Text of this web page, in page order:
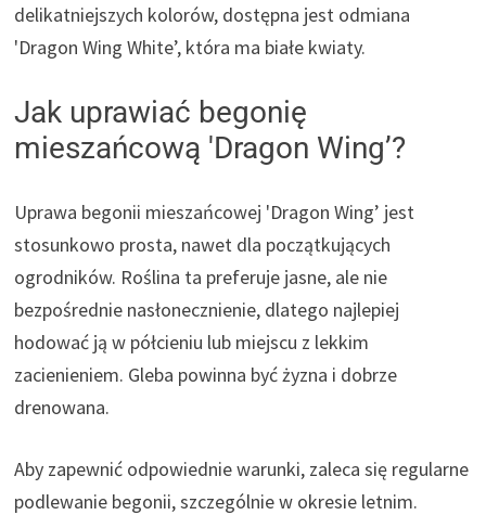
delikatniejszych kolorów, dostępna jest odmiana
'Dragon Wing White’, która ma białe kwiaty.
Jak uprawiać begonię
mieszańcową 'Dragon Wing’?
Uprawa begonii mieszańcowej 'Dragon Wing’ jest
stosunkowo prosta, nawet dla początkujących
ogrodników. Roślina ta preferuje jasne, ale nie
bezpośrednie nasłonecznienie, dlatego najlepiej
hodować ją w półcieniu lub miejscu z lekkim
zacienieniem. Gleba powinna być żyzna i dobrze
drenowana.
Aby zapewnić odpowiednie warunki, zaleca się regularne
podlewanie begonii, szczególnie w okresie letnim.